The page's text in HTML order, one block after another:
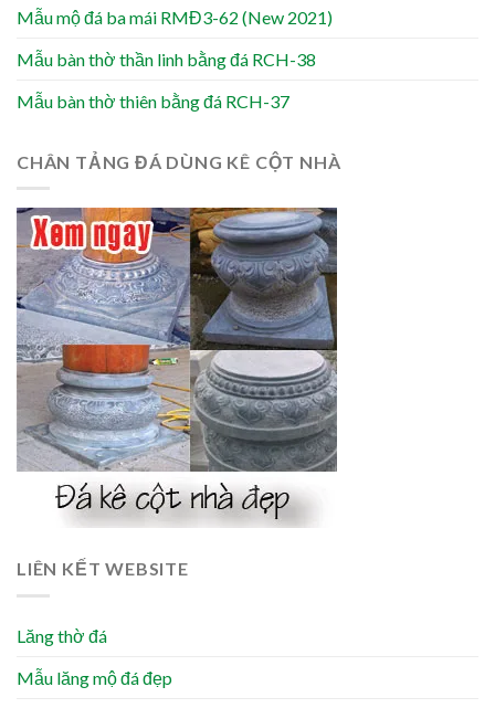
Mẫu mộ đá ba mái RMĐ3-62 (New 2021)
Mẫu bàn thờ thần linh bằng đá RCH-38
Mẫu bàn thờ thiên bằng đá RCH-37
CHÂN TẢNG ĐÁ DÙNG KÊ CỘT NHÀ
LIÊN KẾT WEBSITE
Lăng thờ đá
Mẫu lăng mộ đá đẹp